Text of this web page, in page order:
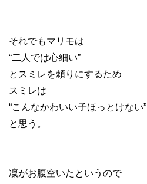
それでもマリモは
“二人では心細い”
とスミレを頼りにするため
スミレは
“こんなかわいい子ほっとけない”
と思う。
凜がお腹空いたというので